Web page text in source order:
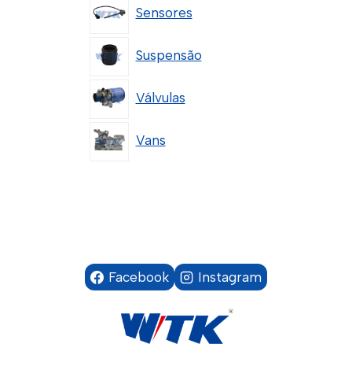
Sensores
Suspensão
Válvulas
Vans
Facebook Instagram